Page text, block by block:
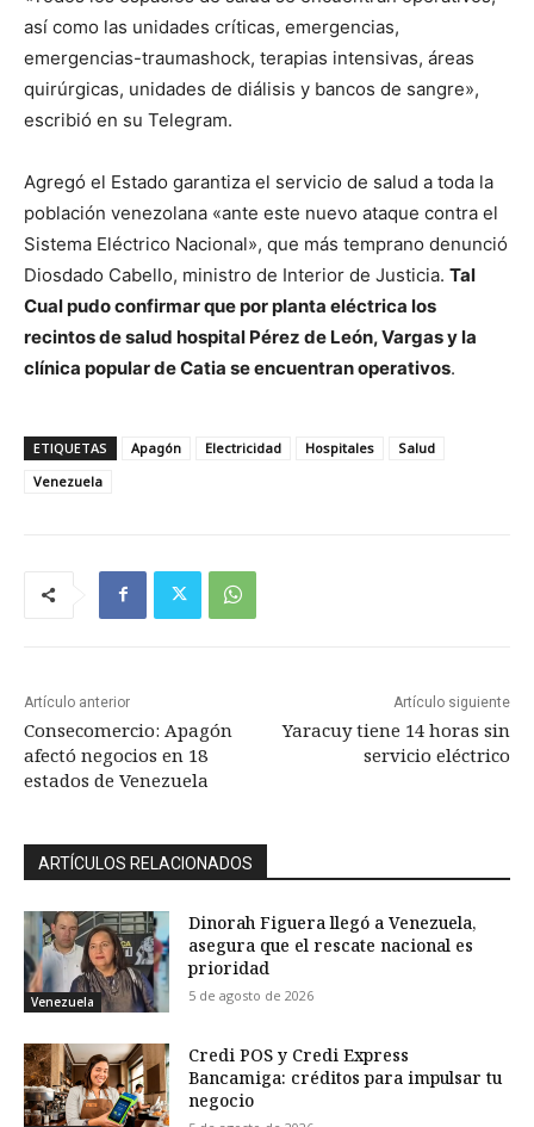
así como las unidades críticas, emergencias,
emergencias-traumashock, terapias intensivas, áreas
quirúrgicas, unidades de diálisis y bancos de sangre»,
escribió en su Telegram.
Agregó el Estado garantiza el servicio de salud a toda la
población venezolana «ante este nuevo ataque contra el
Sistema Eléctrico Nacional», que más temprano denunció
Diosdado Cabello, ministro de Interior de Justicia. Tal
Cual pudo confirmar que por planta eléctrica los
recintos de salud hospital Pérez de León, Vargas y la
clínica popular de Catia se encuentran operativos.
ETIQUETAS Apagón Electricidad Hospitales
Salud
Venezuela
Artículo anterior
Consecomercio: Apagón
afectó negocios en 18
estados de Venezuela
Artículo siguiente
Yaracuy tiene 14 horas sin
servicio eléctrico
ARTÍCULOS RELACIONADOS
Venezuela
Dinorah Figuera llegó a Venezuela,
asegura que el rescate nacional es
prioridad
5 de agosto de 2026
Credi POS y Credi Express
Bancamiga: créditos para impulsar tu
negocio